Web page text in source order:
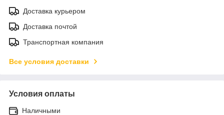
Доставка курьером
Доставка почтой
Транспортная компания
Все условия доставки
Условия оплаты
Наличными